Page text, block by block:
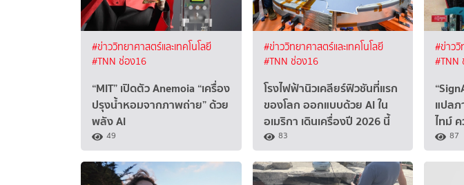
#ข่าววิทยาศาสตร์และเทคโนโลยี
#TNN ช่อง16
“MIT” เปิดตัว Anemoia “เครื่อง
ปรุงน้ำหอมจากภาพถ่าย” ด้วย
พลัง AI
49
#ข่าววิทยาศาสตร์และเทคโนโลยี
#TNN ช่อง16
โรงไฟฟ้านิวเคลียร์ฟิวชันที่แรก
ของโลก ออกแบบด้วย AI ใน
อเมริกา เดินเครื่องปี 2026 นี้
83
#ข่าววิ
#TNN
แปลภ
ไทม์
87